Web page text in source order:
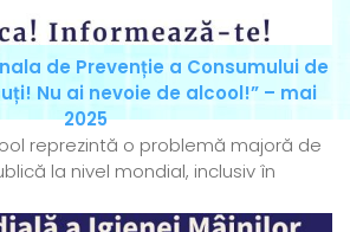
de Prevenție a Consumului de
Nu ai nevoie de alcool!” – mai
2025
reprezintă o problemă majoră de
la nivel mondial, inclusiv în